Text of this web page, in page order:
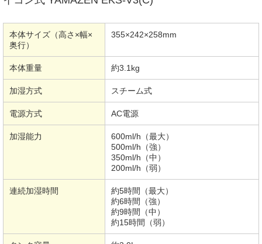
本体サイズ（高さ×幅×
奥行）
355×242×258mm
本体重量 約3.1kg
加湿方式 スチーム式
電源方式 AC電源
加湿能力
600ml/h（最大）
500ml/h（強）
350ml/h（中）
200ml/h（弱）
連続加湿時間
約5時間（最大）
約6時間（強）
約9時間（中）
約15時間（弱）